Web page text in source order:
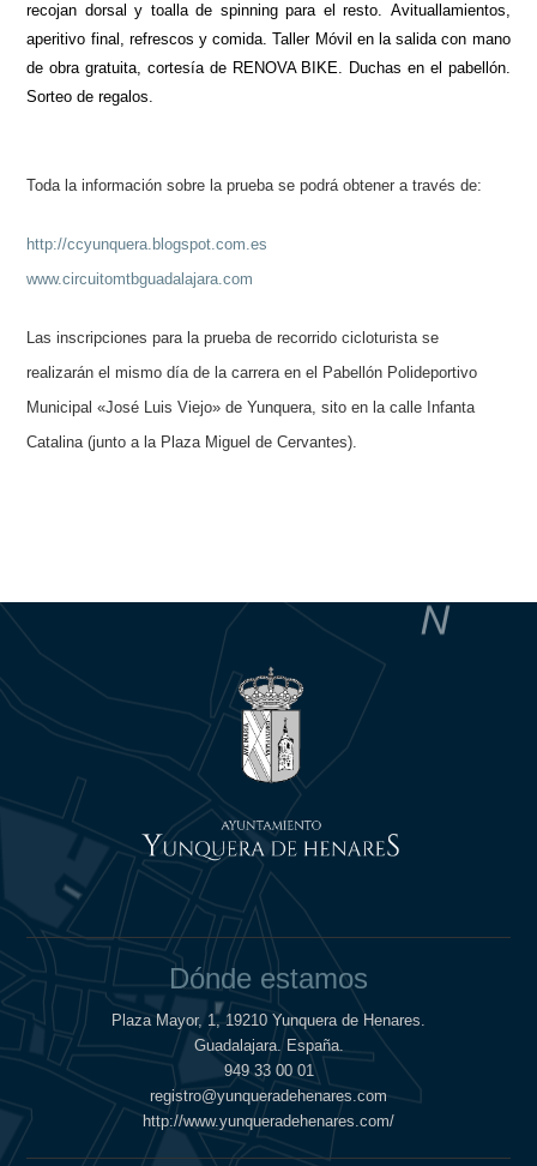
recojan dorsal y toalla de spinning para el resto. Avituallamientos,
aperitivo final, refrescos y comida. Taller Móvil en la salida con mano
de obra gratuita, cortesía de RENOVA BIKE. Duchas en el pabellón.
Sorteo de regalos.
Toda la información sobre la prueba se podrá obtener a través de:
http://ccyunquera.blogspot.com.es
www.circuitomtbguadalajara.com
Las inscripciones para la prueba de recorrido cicloturista se
realizarán el mismo día de la carrera en el Pabellón Polideportivo
Municipal «José Luis Viejo» de Yunquera, sito en la calle Infanta
Catalina (junto a la Plaza Miguel de Cervantes).
Dónde estamos
Plaza Mayor, 1, 19210 Yunquera de Henares.
Guadalajara. España.
949 33 00 01
registro@yunqueradehenares.com
http://www.yunqueradehenares.com/